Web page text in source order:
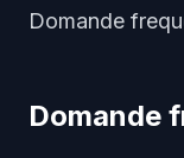
Domande
Domande